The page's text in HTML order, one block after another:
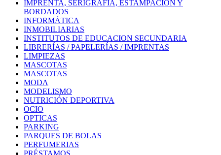
IMPRENTA, SERIGRAFIA, ESTAMPACIÓN Y
BORDADOS
INFORMÁTICA
INMOBILIARIAS
INSTITUTOS DE EDUCACION SECUNDARIA
LIBRERÍAS / PAPELERÍAS / IMPRENTAS
LIMPIEZAS
MASCOTAS
MASCOTAS
MODA
MODELISMO
NUTRICIÓN DEPORTIVA
OCIO
OPTICAS
PARKING
PARQUES DE BOLAS
PERFUMERIAS
PRÉSTAMOS